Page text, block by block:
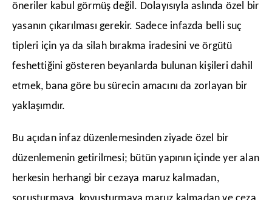
öneriler kabul görmüş değil. Dolayısıyla aslında özel bir
yasanın çıkarılması gerekir. Sadece infazda belli suç
tipleri için ya da silah bırakma iradesini ve örgütü
feshettiğini gösteren beyanlarda bulunan kişileri dahil
etmek, bana göre bu sürecin amacını da zorlayan bir
yaklaşımdır.
​Bu açıdan infaz düzenlemesinden ziyade özel bir
düzenlemenin getirilmesi; bütün yapının içinde yer alan
herkesin herhangi bir cezaya maruz kalmadan,